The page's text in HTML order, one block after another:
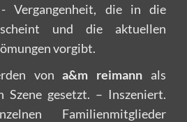
- Vergangenheit, die in die
und die aktuellen
vorgibt.
vona&m reimann als
Szene gesetzt. – Inszeniert.
Familienmitglieder